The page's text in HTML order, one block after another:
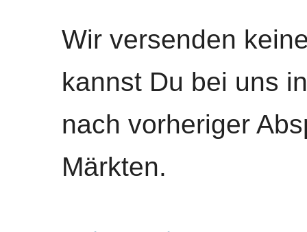
Wir versenden
kannst Du bei uns
nach vorheriger
Märkten.